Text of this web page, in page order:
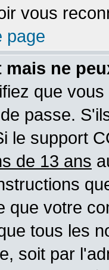
vous
page
ne
que
passe.
le support
de 13 ans
que votre
tous les
soit par